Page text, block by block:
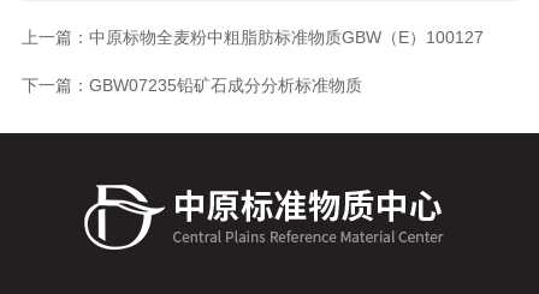
上一篇： 中原标物全麦粉中粗脂肪标准物质GBW（E）100127
下一篇： GBW07235铅矿石成分分析标准物质